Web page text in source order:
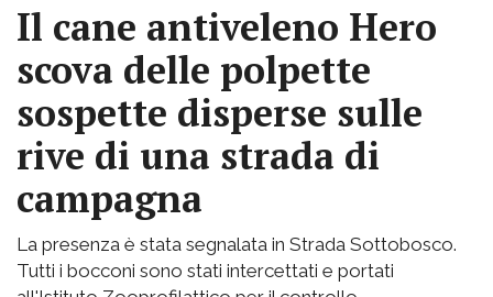
Il cane antiveleno Hero
scova delle polpette
sospette disperse sulle
rive di una strada di
campagna
La presenza è stata segnalata in Strada Sottobosco.
Tutti i bocconi sono stati intercettati e portati